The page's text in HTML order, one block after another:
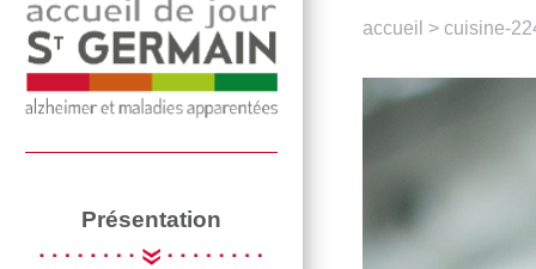
Présentation
accueil > cuisine-